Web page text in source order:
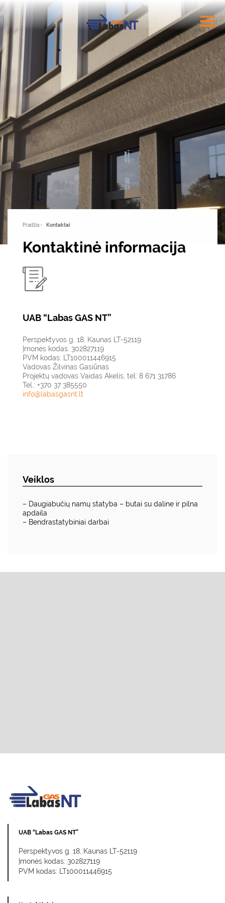
Pradžia Kontaktai
Kontaktinė informacija
UAB “Labas GAS NT”
Perspektyvos g. 18, Kaunas LT-52119
Įmonės kodas: 302827119
PVM kodas: LT100011446915
Vadovas Žilvinas Gasiūnas
Projektų vadovas Vaidas Akelis, tel. 8 671 31786
Tel.: +370 37 385550
info@labasgasnt.lt
Veiklos
– Daugiabučių namų statyba – butai su daline ir pilna
apdaila
– Bendrastatybiniai darbai
UAB “Labas GAS NT”
Perspektyvos g. 18, Kaunas LT-52119
Įmonės kodas: 302827119
PVM kodas: LT100011446915